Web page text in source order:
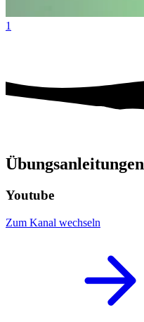
1
Übungsanleitungen
Youtube
Zum Kanal wechseln